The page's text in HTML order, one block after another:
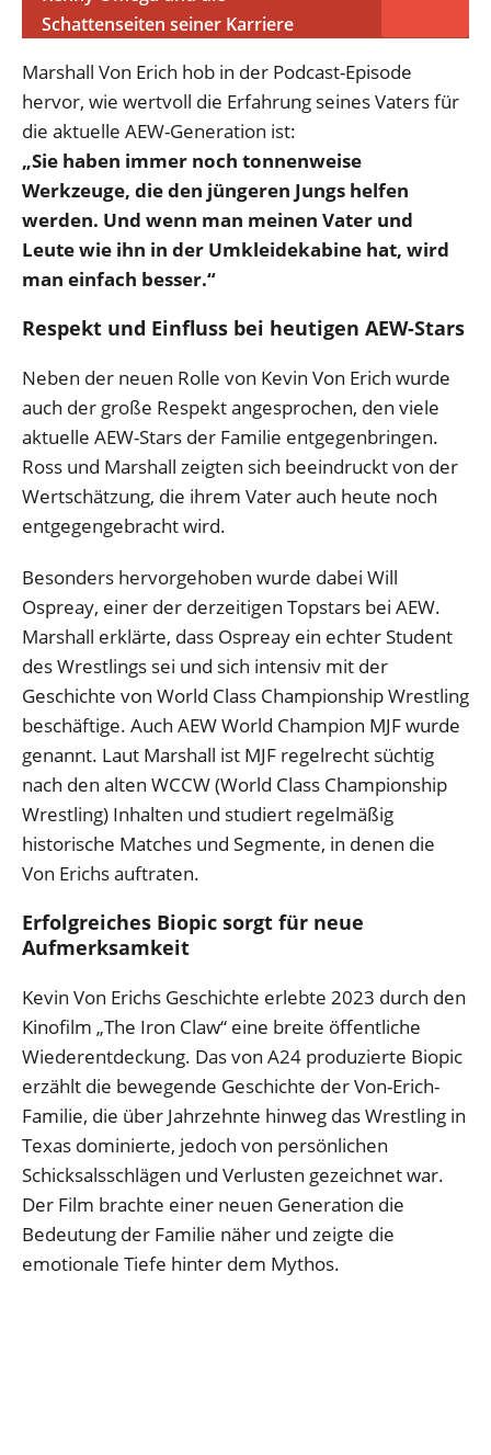
Schattenseiten seiner Karriere
Marshall Von Erich hob in der Podcast-Episode
hervor, wie wertvoll die Erfahrung seines Vaters für
die aktuelle AEW-Generation ist:
„Sie haben immer noch tonnenweise
Werkzeuge, die den jüngeren Jungs helfen
werden. Und wenn man meinen Vater und
Leute wie ihn in der Umkleidekabine hat, wird
man einfach besser.“
Respekt und Einfluss bei heutigen AEW-Stars
Neben der neuen Rolle von Kevin Von Erich wurde
auch der große Respekt angesprochen, den viele
aktuelle AEW-Stars der Familie entgegenbringen.
Ross und Marshall zeigten sich beeindruckt von der
Wertschätzung, die ihrem Vater auch heute noch
entgegengebracht wird.
Besonders hervorgehoben wurde dabei Will
Ospreay, einer der derzeitigen Topstars bei AEW.
Marshall erklärte, dass Ospreay ein echter Student
des Wrestlings sei und sich intensiv mit der
Geschichte von World Class Championship Wrestling
beschäftige. Auch AEW World Champion MJF wurde
genannt. Laut Marshall ist MJF regelrecht süchtig
nach den alten WCCW (World Class Championship
Wrestling) Inhalten und studiert regelmäßig
historische Matches und Segmente, in denen die
Von Erichs auftraten.
Erfolgreiches Biopic sorgt für neue
Aufmerksamkeit
Kevin Von Erichs Geschichte erlebte 2023 durch den
Kinofilm „The Iron Claw“ eine breite öffentliche
Wiederentdeckung. Das von A24 produzierte Biopic
erzählt die bewegende Geschichte der Von-Erich-
Familie, die über Jahrzehnte hinweg das Wrestling in
Texas dominierte, jedoch von persönlichen
Schicksalsschlägen und Verlusten gezeichnet war.
Der Film brachte einer neuen Generation die
Bedeutung der Familie näher und zeigte die
emotionale Tiefe hinter dem Mythos.